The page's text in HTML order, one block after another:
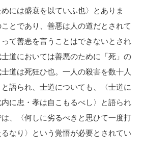
には盛衰を以ていふ也〉とありま
とであり、善悪は人の道だとされて
て善悪を言うことはできないとされ
道においては善悪のために「死」の
道は死狂ひ也。一人の殺害を数十人
語られ、士道についても、〈士道に
に忠・孝は自こもるべし〉と語られ
、〈何しに劣るべきと思ひて一度打
なり〉という覚悟が必要とされてい